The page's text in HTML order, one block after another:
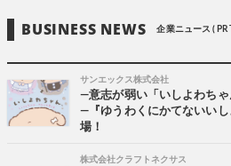
BUSINESS NEWS 企業ニュース ( PR
サンエックス株式会社
―意志が弱い「いしよわち
―『ゆうわくにかてないい
場！
株式会社クラフトネクサス